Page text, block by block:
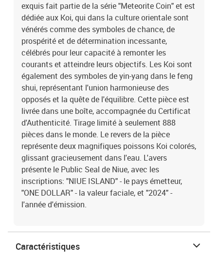
exquis fait partie de la série "Meteorite Coin" et est
dédiée aux Koi, qui dans la culture orientale sont
vénérés comme des symboles de chance, de
prospérité et de détermination incessante,
célébrés pour leur capacité à remonter les
courants et atteindre leurs objectifs. Les Koi sont
également des symboles de yin-yang dans le feng
shui, représentant l'union harmonieuse des
opposés et la quête de l'équilibre. Cette pièce est
livrée dans une boîte, accompagnée du Certificat
d'Authenticité. Tirage limité à seulement 888
pièces dans le monde. Le revers de la pièce
représente deux magnifiques poissons Koi colorés,
glissant gracieusement dans l'eau. L'avers
présente le Public Seal de Niue, avec les
inscriptions: "NIUE ISLAND" - le pays émetteur,
"ONE DOLLAR" - la valeur faciale, et "2024" -
l'année d'émission.
Caractéristiques